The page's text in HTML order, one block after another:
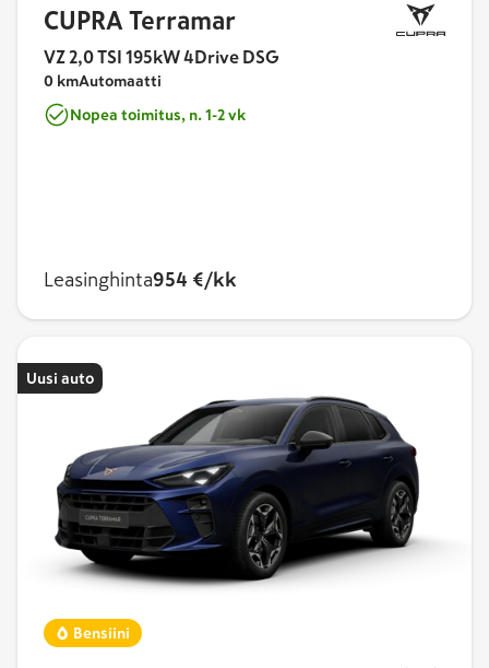
CUPRA Terramar
VZ 2,0 TSI 195kW 4Drive DSG
0 kmAutomaatti
Nopea toimitus, n. 1-2 vk
Leasinghinta954 €/kk
Uusi auto
Bensiini